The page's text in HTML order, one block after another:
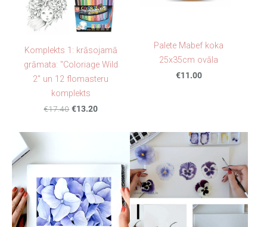
Komplekts 1: krāsojamā
grāmata: "Coloriage Wild
2" un 12 flomasteru
komplekts
€17.40 €13.20
Palete Mabef koka
25x35cm ovāla
€11.00